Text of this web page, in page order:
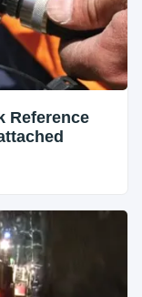
Reference